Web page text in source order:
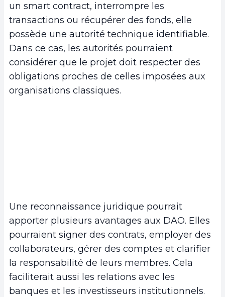
un smart contract, interrompre les
transactions ou récupérer des fonds, elle
possède une autorité technique identifiable.
Dans ce cas, les autorités pourraient
considérer que le projet doit respecter des
obligations proches de celles imposées aux
organisations classiques.
Une reconnaissance juridique pourrait
apporter plusieurs avantages aux DAO. Elles
pourraient signer des contrats, employer des
collaborateurs, gérer des comptes et clarifier
la responsabilité de leurs membres. Cela
faciliterait aussi les relations avec les
banques et les investisseurs institutionnels.